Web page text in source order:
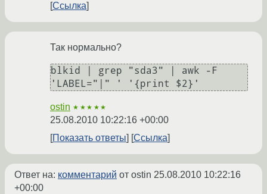
Ссылка
Так нормально?
blkid | grep "sda3" | awk -F
'LABEL="|" ' '{print $2}'
ostin ★★★★★
25.08.2010 10:22:16 +00:00
Показать ответы
Ссылка
Ответ на: комментарий от ostin 25.08.2010 10:22:16
+00:00